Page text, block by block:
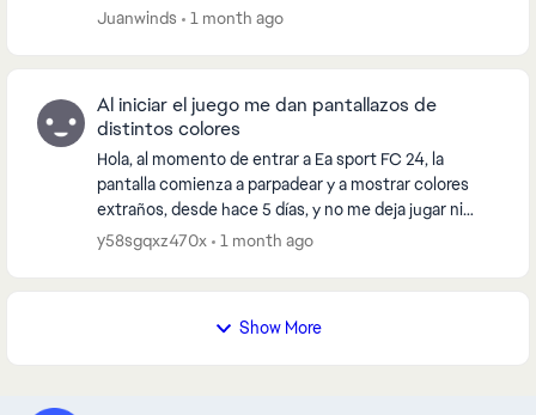
entro y juego un rato salgo y luego no me aparece el...
Juanwinds 1 month ago
Al iniciar el juego me dan pantallazos de
distintos colores
Hola, al momento de entrar a Ea sport FC 24, la
pantalla comienza a parpadear y a mostrar colores
extraños, desde hace 5 días, y no me deja jugar ni
disfrutar el juego, ya desinstalé y volví a instal...
y58sgqxz470x 1 month ago
Show More